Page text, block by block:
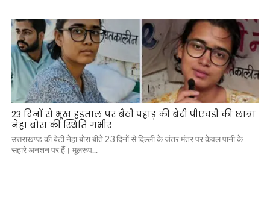
23 दिनों से भूख हड़ताल पर बैठी पहाड़ की बेटी पीएचडी की छात्रा
नेहा बोरा की स्थिति गंभीर
उत्तराखण्ड की बेटी नेहा बोरा बीते 23 दिनों से दिल्ली के जंतर मंतर पर केवल पानी के
सहारे अनशन पर हैं। मूलरूप...